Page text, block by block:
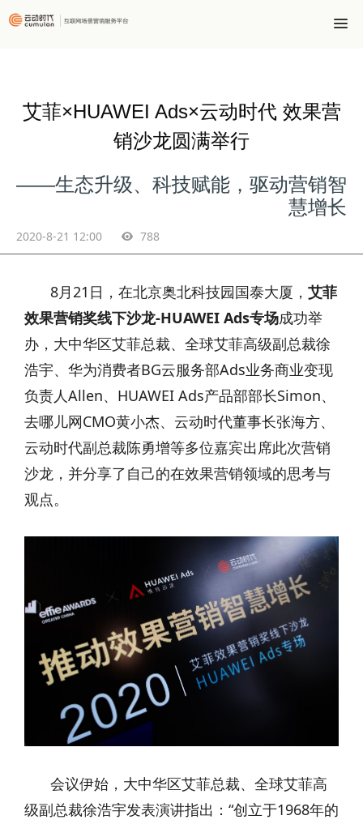
艾菲×HUAWEI Ads×云动时代 效果营
销沙龙圆满举行
——生态升级、科技赋能，驱动营销智
慧增长
2020-8-21 12:00 788
8月21日，在北京奥北科技园国泰大厦， 艾菲
效果营销奖线下沙龙-HUAWEI Ads专场成功举
办，大中华区艾菲总裁、全球艾菲高级副总裁徐
浩宇、华为消费者BG云服务部Ads业务商业变现
负责人Allen、HUAWEI Ads产品部部长Simon、
去哪儿网CMO黄小杰、云动时代董事长张海方、
云动时代副总裁陈勇增等多位嘉宾出席此次营销
沙龙，并分享了自己的在效果营销领域的思考与
观点。
会议伊始，大中华区艾菲总裁、全球艾菲高
级副总裁徐浩宇发表演讲指出：“创立于1968年的